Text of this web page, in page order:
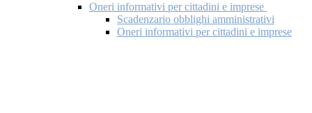
Oneri informativi per cittadini e imprese
Scadenzario obblighi amministrativi
Oneri informativi per cittadini e imprese